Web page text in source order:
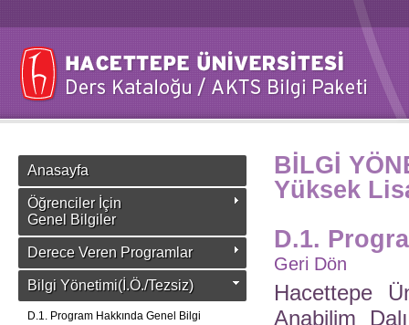
Anasayfa
Öğrenciler İçin
Genel Bilgiler
Derece Veren Programlar
Bilgi Yönetimi(İ.Ö./Tezsiz)
D.1. Program Hakkında Genel Bilgi
BİLGİ
Yüksek
D.1.
Geri Dön
Hacettepe
Anabilim